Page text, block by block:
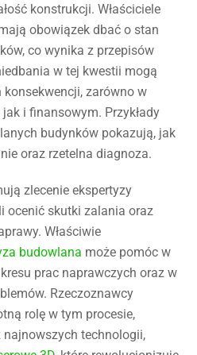
konstrukcji. Właściciele
obowiązek dbać o stan
co wynika z przepisów
w tej kwestii mogą
zarówno w
i finansowym. Przykłady
budynków pokazują, jak
oraz rzetelna diagnoza.
zlecenie ekspertyzy
ocenić skutki zalania oraz
Właściwie
budowlana może pomóc w
prac naprawczych oraz w
Rzeczoznawcy
rolę w tym procesie,
technologii,